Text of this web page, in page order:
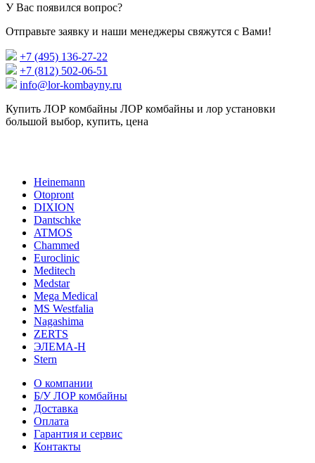
У Вас появился вопрос?
Отправьте заявку и наши менеджеры свяжутся с Вами!
+7 (495) 136-27-22
+7 (812) 502-06-51
info@lor-kombayny.ru
Купить ЛОР комбайны ЛОР комбайны и лор установки
большой выбор, купить, цена
Heinemann
Otopront
DIXION
Dantschke
ATMOS
Chammed
Euroclinic
Meditech
Medstar
Mega Medical
MS Westfalia
Nagashima
ZERTS
ЭЛЕМА-Н
Stern
О компании
Б/У ЛОР комбайны
Доставка
Оплата
Гарантия и сервис
Контакты